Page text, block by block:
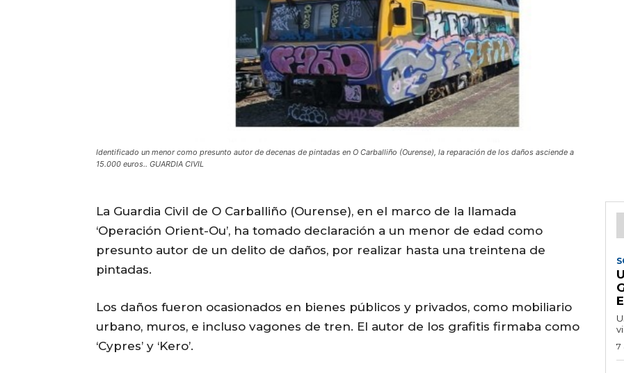
Identificado un menor como presunto autor de decenas de pintadas en O Carballiño (Ourense), la reparación de los daños asciende a
15.000 euros.. GUARDIA CIVIL
La Guardia Civil de O Carballiño (Ourense), en el marco de la llamada
‘Operación Orient-Ou’, ha tomado declaración a un menor de edad como
presunto autor de un delito de daños, por realizar hasta una treintena de
pintadas.
Los daños fueron ocasionados en bienes públicos y privados, como mobiliario
urbano, muros, e incluso vagones de tren. El autor de los grafitis firmaba como
‘Cypres’ y ‘Kero’.
7